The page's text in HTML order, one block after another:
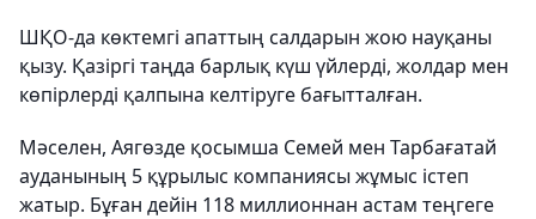
ШҚО-да көктемгі апаттың салдарын жою науқаны
қызу. Қазіргі таңда барлық күш үйлерді, жолдар мен
көпірлерді қалпына келтіруге бағытталған.
Мәселен, Аягөзде қосымша Семей мен Тарбағатай
ауданының 5 құрылыс компаниясы жұмыс істеп
жатыр. Бұған дейін 118 миллионнан астам теңгеге